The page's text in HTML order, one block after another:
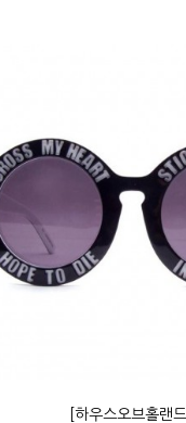
[하우스오브홀랜드]